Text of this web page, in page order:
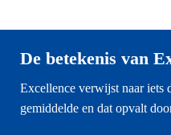
De betekenis van
Excellence verwijst naar iets
gemiddelde en dat opvalt